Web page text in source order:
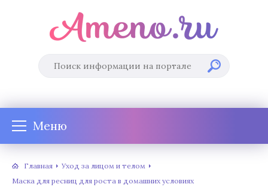
Меню
Главная
Уход за лицом и телом
Маска для ресниц для роста в домашних условиях